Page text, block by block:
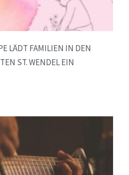
LÄDT FAMILIEN IN DEN
ST. WENDEL EIN